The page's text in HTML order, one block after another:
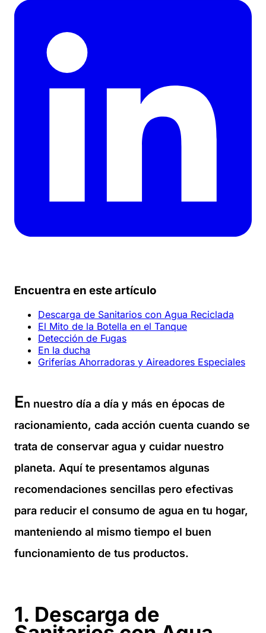
En nuestro día a día y más en épocas de
racionamiento, cada acción cuenta cuando se
trata de conservar agua y cuidar nuestro
planeta. Aquí te presentamos algunas
recomendaciones sencillas pero efectivas
para reducir el consumo de agua en tu hogar,
manteniendo al mismo tiempo el buen
funcionamiento de tus productos.
1. Descarga de
Encuentra en este artículo
Descarga de Sanitarios con Agua Reciclada
El Mito de la Botella en el Tanque
Detección de Fugas
En la ducha
Griferías Ahorradoras y Aireadores Especiales